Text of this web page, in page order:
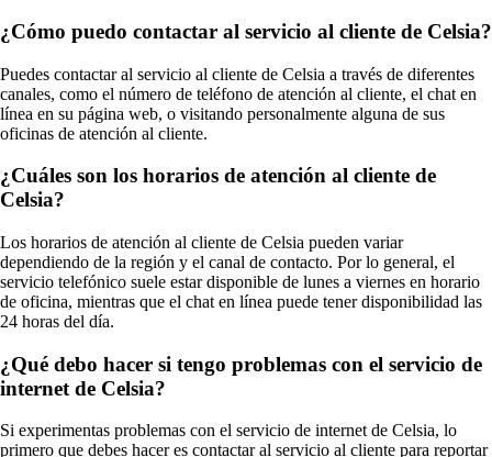
¿Cómo puedo contactar al servicio al cliente de Celsia?
Puedes contactar al servicio al cliente de Celsia a través de diferentes
canales, como el número de teléfono de atención al cliente, el chat en
línea en su página web, o visitando personalmente alguna de sus
oficinas de atención al cliente.
¿Cuáles son los horarios de atención al cliente de
Celsia?
Los horarios de atención al cliente de Celsia pueden variar
dependiendo de la región y el canal de contacto. Por lo general, el
servicio telefónico suele estar disponible de lunes a viernes en horario
de oficina, mientras que el chat en línea puede tener disponibilidad las
24 horas del día.
¿Qué debo hacer si tengo problemas con el servicio de
internet de Celsia?
Si experimentas problemas con el servicio de internet de Celsia, lo
primero que debes hacer es contactar al servicio al cliente para reportar